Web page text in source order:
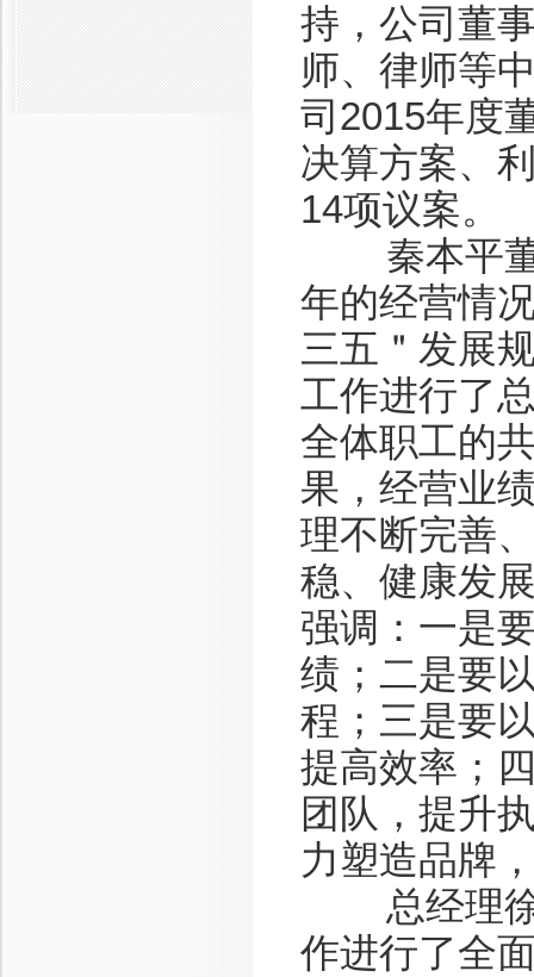
持，公司董
师、律师等
司2015年度
决算方案、
14项议案。
秦本平董
年的经营情
三五＂发展
工作进行了
全体职工的
果，经营业
理不断完善
稳、健康发
强调：一是
绩；二是要
程；三是要
提高效率；
团队，提升
力塑造品牌
总经理徐
作进行了全